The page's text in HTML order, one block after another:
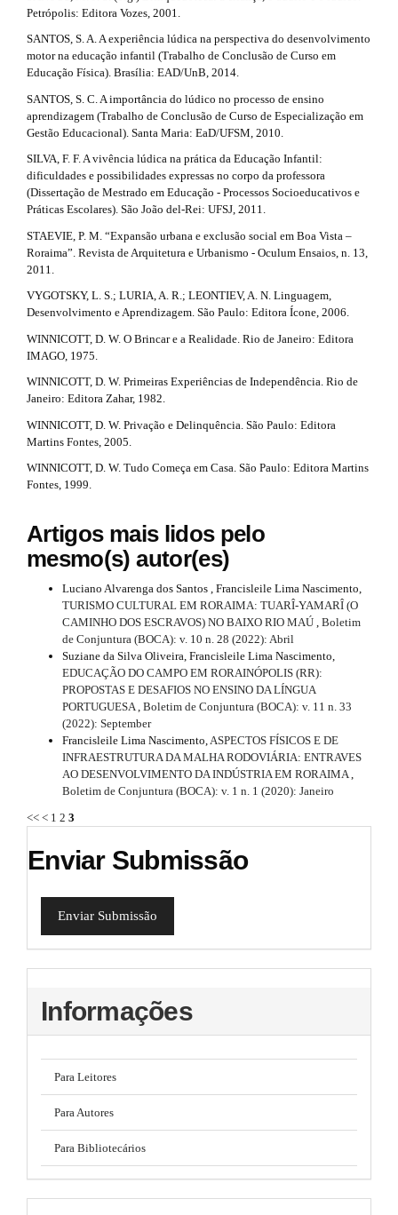
Petrópolis: Editora Vozes, 2001.
SANTOS, S. A. A experiência lúdica na perspectiva do desenvolvimento
motor na educação infantil (Trabalho de Conclusão de Curso em
Educação Física). Brasília: EAD/UnB, 2014.
SANTOS, S. C. A importância do lúdico no processo de ensino
aprendizagem (Trabalho de Conclusão de Curso de Especialização em
Gestão Educacional). Santa Maria: EaD/UFSM, 2010.
SILVA, F. F. A vivência lúdica na prática da Educação Infantil:
dificuldades e possibilidades expressas no corpo da professora
(Dissertação de Mestrado em Educação - Processos Socioeducativos e
Práticas Escolares). São João del-Rei: UFSJ, 2011.
STAEVIE, P. M. “Expansão urbana e exclusão social em Boa Vista –
Roraima”. Revista de Arquitetura e Urbanismo - Oculum Ensaios, n. 13,
2011.
VYGOTSKY, L. S.; LURIA, A. R.; LEONTIEV, A. N. Linguagem,
Desenvolvimento e Aprendizagem. São Paulo: Editora Ícone, 2006.
WINNICOTT, D. W. O Brincar e a Realidade. Rio de Janeiro: Editora
IMAGO, 1975.
WINNICOTT, D. W. Primeiras Experiências de Independência. Rio de
Janeiro: Editora Zahar, 1982.
WINNICOTT, D. W. Privação e Delinquência. São Paulo: Editora
Martins Fontes, 2005.
WINNICOTT, D. W. Tudo Começa em Casa. São Paulo: Editora Martins
Fontes, 1999.
Artigos mais lidos pelo
mesmo(s) autor(es)
Luciano Alvarenga dos Santos , Francisleile Lima Nascimento,
TURISMO CULTURAL EM RORAIMA: TUARÎ-YAMARÎ (O
CAMINHO DOS ESCRAVOS) NO BAIXO RIO MAÚ , Boletim
de Conjuntura (BOCA): v. 10 n. 28 (2022): Abril
Suziane da Silva Oliveira, Francisleile Lima Nascimento,
EDUCAÇÃO DO CAMPO EM RORAINÓPOLIS (RR):
PROPOSTAS E DESAFIOS NO ENSINO DA LÍNGUA
PORTUGUESA, Boletim de Conjuntura (BOCA): v. 11 n. 33
(2022): September
Francisleile Lima Nascimento,ASPECTOS FÍSICOS E DE
INFRAESTRUTURA DA MALHA RODOVIÁRIA: ENTRAVES
AO DESENVOLVIMENTO DA INDÚSTRIA EM RORAIMA,
Boletim de Conjuntura (BOCA): v. 1 n. 1 (2020): Janeiro
<< < 1 2 3
Enviar Submissão
Enviar Submissão
Informações
Para Leitores
Para Autores
Para Bibliotecários